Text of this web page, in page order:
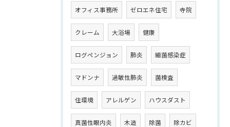
オフィス事務所 ゼロエネ住宅 寺院
クレーム 大浴場 健康
ログペンジョン 肺炎 細菌感染症
マドンナ 過敏性肺炎 菌検査
住環境 アレルゲン ハウスダスト
真菌性眼内炎 木造 除菌 除カビ